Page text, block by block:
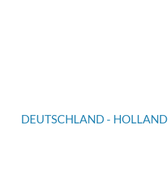
DEUTSCHLAND - HOLLAND